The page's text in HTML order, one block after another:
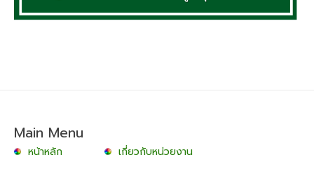
Main Menu
หน้าหลัก เกี่ยวกับหน่วยงาน